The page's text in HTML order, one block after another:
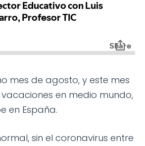
mes de agosto, y este mes
en medio mundo,
en España.
sin el coronavirus entre